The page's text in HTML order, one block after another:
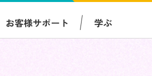
お客様サポート 学ぶ